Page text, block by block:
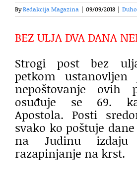
ByRedakcija Magazina 09/09/2018
BEZ ULJA DVA DANA
Strogi post bez
petkom
nepoštovanje ovih
osuđuje se 69.
Apostola. Posti
svako ko poštuje
na Judinu
razapinjanje na krst.